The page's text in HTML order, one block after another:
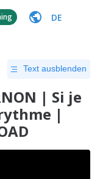
DE
Text ausblenden
| Si je
|